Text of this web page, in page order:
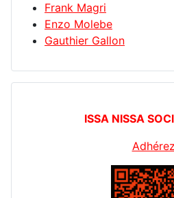
Frank Magri
Enzo Molebe
Gauthier Gallon
ISSA NISSA
Adhérez